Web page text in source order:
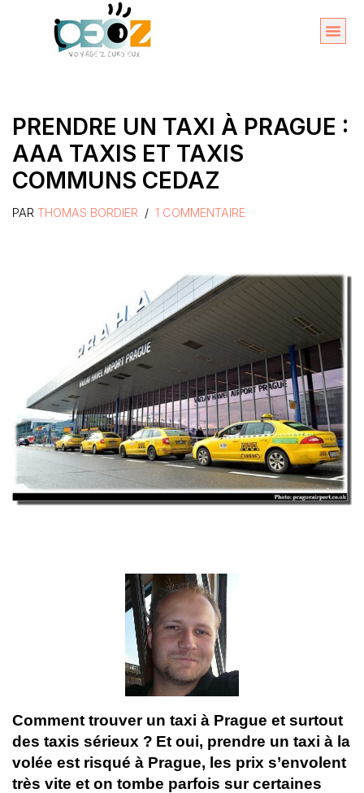
PRENDRE UN TAXI À PRAGUE :
AAA TAXIS ET TAXIS
COMMUNS CEDAZ
PAR THOMAS BORDIER 1 COMMENTAIRE
Comment trouver un taxi à Prague et surtout
des taxis sérieux ? Et oui, prendre un taxi à la
volée est risqué à Prague, les prix s’envolent
très vite et on tombe parfois sur certaines